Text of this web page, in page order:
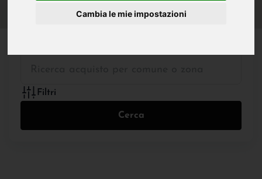
Cambia le mie impostazioni
Filtri
Cerca